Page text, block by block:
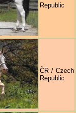
Republic
ČR / Czech
Republic